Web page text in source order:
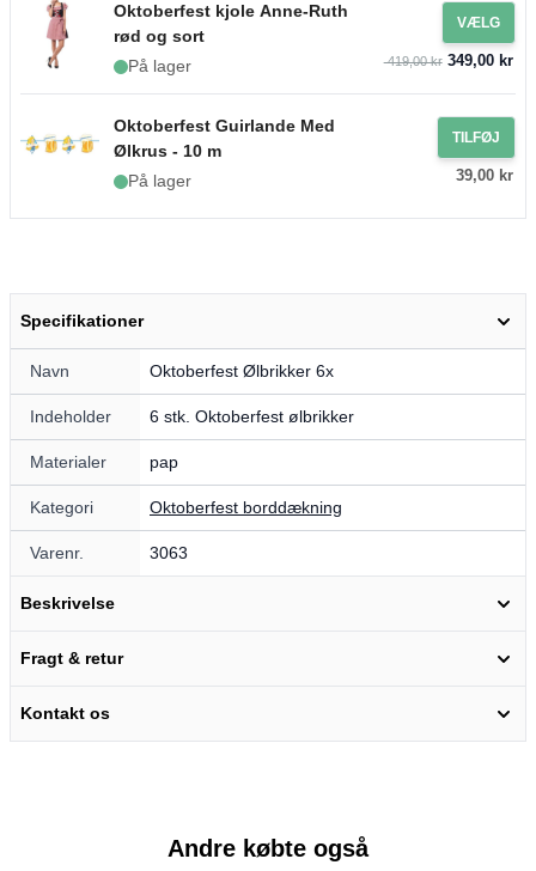
Oktoberfest kjole Anne-Ruth
rød og sort
På lager
VÆLG
419,00 kr349,00 kr
Oktoberfest Guirlande Med
Ølkrus - 10 m
På lager
TILFØJ
39,00 kr
Specifikationer
Navn Oktoberfest Ølbrikker 6x
Indeholder 6 stk. Oktoberfest ølbrikker
Materialer pap
Kategori Oktoberfest borddækning
Varenr. 3063
Beskrivelse
Fragt & retur
Kontakt os
Andre købte også